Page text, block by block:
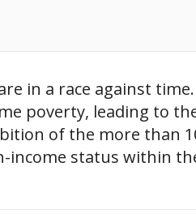
in a race against
poverty, leading to
of the more than
income status within